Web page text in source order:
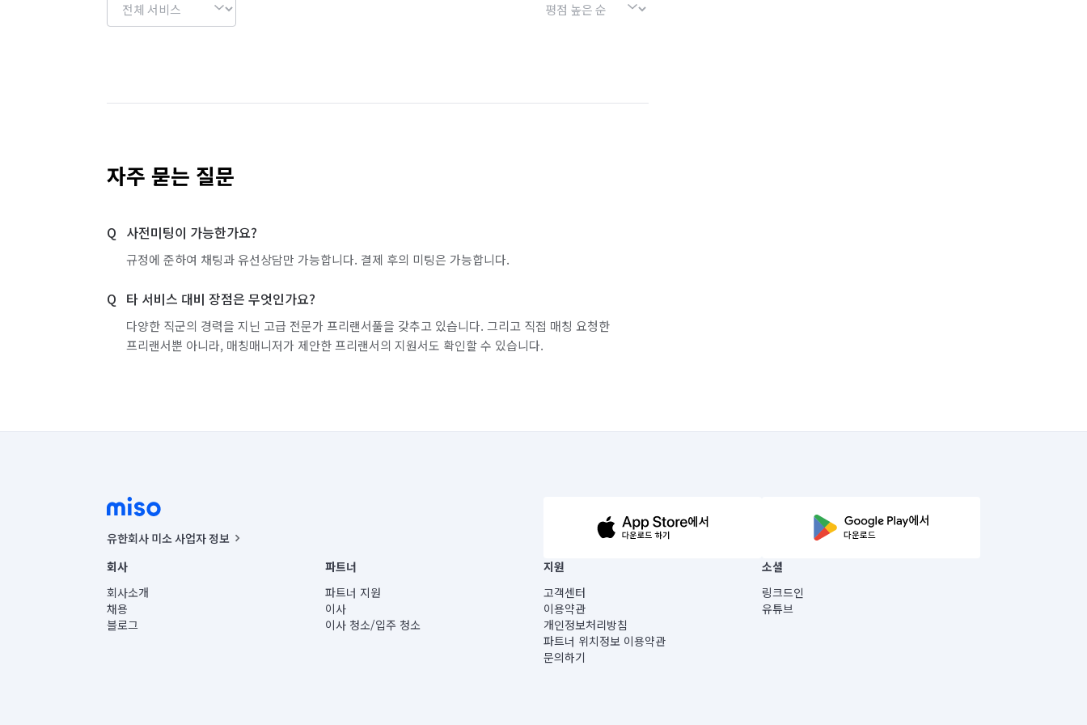
자주 묻는 질문
사전미팅이 가능한가요?
규정에 준하여 채팅과 유선상담만 가능합니다. 결제 후의 미팅은 가능합니다.
타 서비스 대비 장점은 무엇인가요?
다양한 직군의 경력을 지닌 고급 전문가 프리랜서풀을 갖추고 있습니다. 그리고 직접 매칭 요청한
프리랜서뿐 아니라, 매칭매니저가 제안한 프리랜서의 지원서도 확인할 수 있습니다.
유한회사 미소 사업자 정보
사업자등록번호 : 291-87-00271 | 인허가번호 : 2016-3220163-14-5-00019 |
통신판매신고번호 : 2024-서울종로-1400(공정거래위원회 정보) |
대표이사 : CHING VICTOR COLUMBIA RHEE
주소 | 본사: 서울특별시 종로구 율곡로 6(중학동, 트윈트리빌딩) B동 5층
컨택센터 : 서울특별시 종로구 수송동 율곡로 24, 7층, 8층 미소
회사
회사소개
채용
블로그
파트너
파트너 지원
이사
이사 청소/입주 청소
지원
고객센터
이용약관
개인정보처리방침
파트너 위치정보 이용약관
문의하기
소셜
링크드인
유튜브